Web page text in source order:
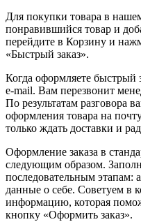
Для покупки товара в
понравившийся товар и
перейдите в Корзину и
«Быстрый заказ».
Когда оформляете
e-mail. Вам перезвонит
По результатам разговора
оформления товара на
только ждать доставки и
Оформление заказа в
следующим образом.
последовательным этапам:
данные о себе. Советуем в
информацию, которая
кнопку «Оформить заказ».